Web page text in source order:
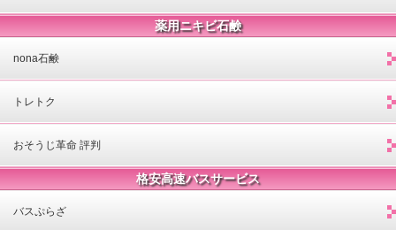
薬用ニキビ石鹸
nona石鹸
トレトク
おそうじ革命 評判
格安高速バスサービス
バスぷらざ